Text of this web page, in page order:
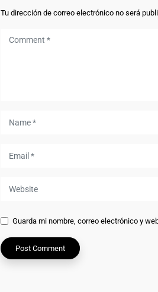
Tu dirección de correo electrónico no será
Guarda mi nombre, correo electrónico y